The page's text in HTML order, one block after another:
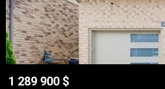
1 289 900 $